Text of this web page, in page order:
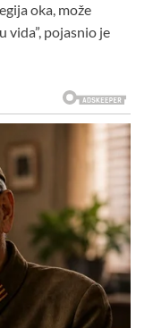
oka, može
pojasnio je